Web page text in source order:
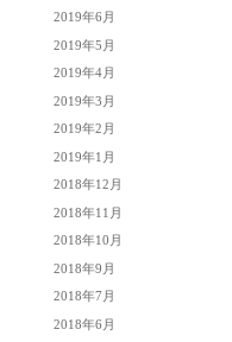
2019年6月
2019年5月
2019年4月
2019年3月
2019年2月
2019年1月
2018年12月
2018年11月
2018年10月
2018年9月
2018年7月
2018年6月